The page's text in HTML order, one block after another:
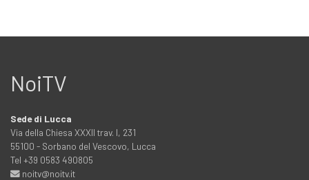
NoiTV
Sede di Lucca
Via della Chiesa XXXII trav. I, 231
55100 - Sorbano del Vescovo, Lucca
Tel +39 0583 490805
noitv@noitv.it